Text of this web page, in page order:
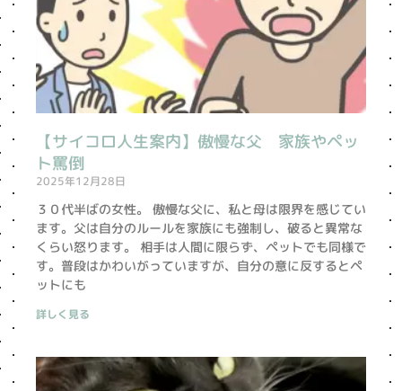
【サイコロ人生案内】傲慢な父 家族やペッ
ト罵倒
2025年12月28日
３０代半ばの女性。 傲慢な父に、私と母は限界を感じてい
ます。父は自分のルールを家族にも強制し、破ると異常な
くらい怒ります。 相手は人間に限らず、ペットでも同様で
す。普段はかわいがっていますが、自分の意に反するとペ
ットにも
詳しく見る